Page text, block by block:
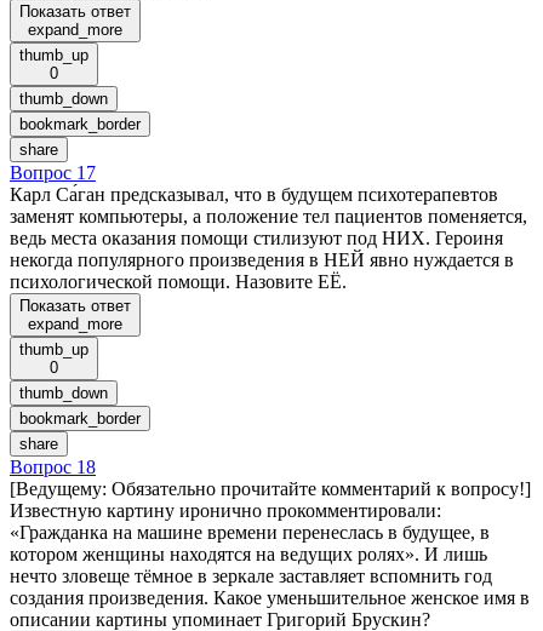
Показать ответ
expand_more
thumb_up
0
thumb_down
bookmark_border
share
Вопрос 17
Карл Са́ган предсказывал, что в будущем психотерапевтов
заменят компьютеры, а положение тел пациентов поменяется,
ведь места оказания помощи стилизуют под НИХ. Героиня
некогда популярного произведения в НЕЙ явно нуждается в
психологической помощи. Назовите ЕЁ.
Показать ответ
expand_more
thumb_up
0
thumb_down
bookmark_border
share
Вопрос 18
[Ведущему: Обязательно прочитайте комментарий к вопросу!]
Известную картину иронично прокомментировали:
«Гражданка на машине времени перенеслась в будущее, в
котором женщины находятся на ведущих ролях». И лишь
нечто зловеще тёмное в зеркале заставляет вспомнить год
создания произведения. Какое уменьшительное женское имя в
описании картины упоминает Григорий Брускин?